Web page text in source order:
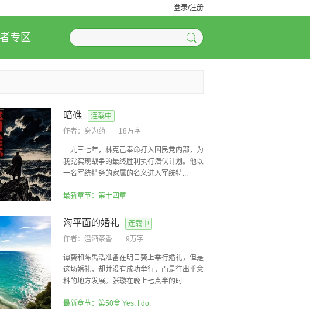
登录/注册
专区
暗礁
连载中
作者： 身为药 18万字
一九三七年，林克己奉命打入国民党内部，为
我党实现战争的最终胜利执行潜伏计划。他以
一名军统特务的家属的名义进入军统特...
最新章节：第十四章
海平面的婚礼
连载中
作者： 温酒茶香 9万字
谭葵和陈禹浩准备在明日葵上举行婚礼，但是
这场婚礼，却并没有成功举行，而是往出乎意
料的地方发展。张璇在晚上七点半的时...
最新章节：第50章 Yes, I do.